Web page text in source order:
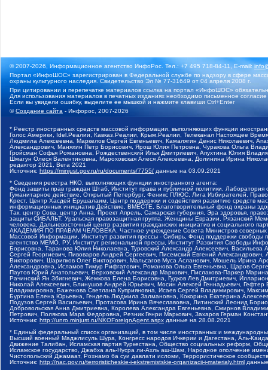
© 2007-2026, Информационное агентство ИнфоРос. Тел.: +7 495 718-84-11, E-mail:
Портал «ИнфоШОС» зарегистрирован в Федеральной службе по надзору в сфере
охраны культурного наследия. Свидетельство Эл № 77-31649 от 04 апреля 2008 г.
При цитировании и перепечатке материалов ссылка на портал «ИнфоШОС»
Для использования материалов в печатных изданиях необходимо письменное
Если вы увидели ошибку, выделите ее мышкой и нажмите клавиши Ctrl+Enter
©Создание сайта - Инфорос, 2007-2026
* Реестр иностранных средств массовой информации, выполняющих функции
Голос Америки, Idel.Реалии, Кавказ.Реалии, Крым.Реалии, Телеканал Настоящее
Людмила Алексеевна, Маркелов Сергей Евгеньевич, Камалягин Денис Николаевич,
Александрович, Маняхин Петр Борисович, Ярош Юлия Петровна, Чуракова Ольга
Гройсман Софья Романовна, Рождественский Илья Дмитриевич, Апухтина Юлия
Шмагун Олеся Валентиновна, Мароховская Алеся Алексеевна, Долинина Ирина
редактор 2021, Вега 2021
Источник: https://minjust.gov.ru/ru/documents/7755/ данные на 03.09.2021
* Сведения реестра НКО, выполняющих функции иностранного агента:
Фонд защиты прав граждан Штаб, Институт права и публичной политики,
Гуманитарное действие, Открытый Петербург, Феникс ПЛЮС, Лига Избирателей,
Крест, Центр Хасдей Ерушалаим, Центр поддержки и содействия развитию средств
информационных инициатив Действие, ВМЕСТЕ, Благотворительный фонд охраны
Так, центр Сова, центр Анна, Проект Апрель, Самарская губерния, Эра здоровья,
защиты СИБАЛЬТ, Уральская правозащитная группа, Женщины Евразии, Рязанский
человека, Дальневосточный центр развития гражданских инициатив и социального
АКАДЕМИЯ ПО ПРАВАМ ЧЕЛОВЕКА, Частное учреждение Совета Министров северных
Массовой Информации, Институт развития прессы - Сибирь, Фонд поддержки
агентство МЕМО. РУ, Институт региональной прессы, Институт Развития Свободы
Борисовна, Таранова Юлия Николаевна, Туровский Александр Алексеевич,
Сергей Георгиевич, Пивоваров Андрей Сергеевич, Писемский Евгений
Викторович, Шарипков Олег Викторович, Мальсагов Муса Асланович, Мошель Ирина
Александровна, Исламов Тимур Рифгатович, Романова Ольга Евгеньевна, Щаров
Паутов Юрий Анатольевич, Верховский Александр Маркович, Пислакова-Паркер
Рачинский Ян Збигневич, Жемкова Елена Борисовна, Гудков Лев Дмитриевич,
Николай Алексеевич, Блинушов Андрей Юрьевич, Мосин Алексей Геннадьевич,
Владимировна, Баженова Светлана Куприяновна, Исаев Сергей Владимирович,
Буртина Елена Юрьевна, Гендель Людмила Залмановна, Кокорина Екатерина
Подузов Сергей Васильевич, Протасова Ирина Вячеславовна, Литинский Леонид
Добровольская Анна Дмитриевна, Королева Александра Евгеньевна, Смирнов
Петрович, Полякова Мара Федоровна, Резник Генри Маркович, Захаров Герман
Источник: http://unro.minjust.ru/NKOForeignAgent.aspx данные на 28.08.2021
* Единый федеральный список организаций, в том числе иностранных и
Высший военный Маджлисуль Шура, Конгресс народов Ичкерии и Дагестана, Аль-
Движение Талибан, Исламская партия Туркестана, Общество социальных реформ,
Исламское государство, Джабха аль-Нусра ли-Ахль аш-Шам, Народное ополчение
Чистопольский Джамаат, Рохнамо ба суи давлати исломи, Террористическое
Источник: http://nac.gov.ru/terroristicheskie-i-ekstremistskie-organizacii-i-materialy.html